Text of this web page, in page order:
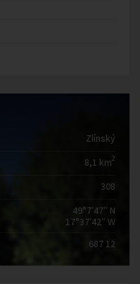
Zlínský
8,1 km2
308
49°7′47″ N
17°37′42″ W
687 12